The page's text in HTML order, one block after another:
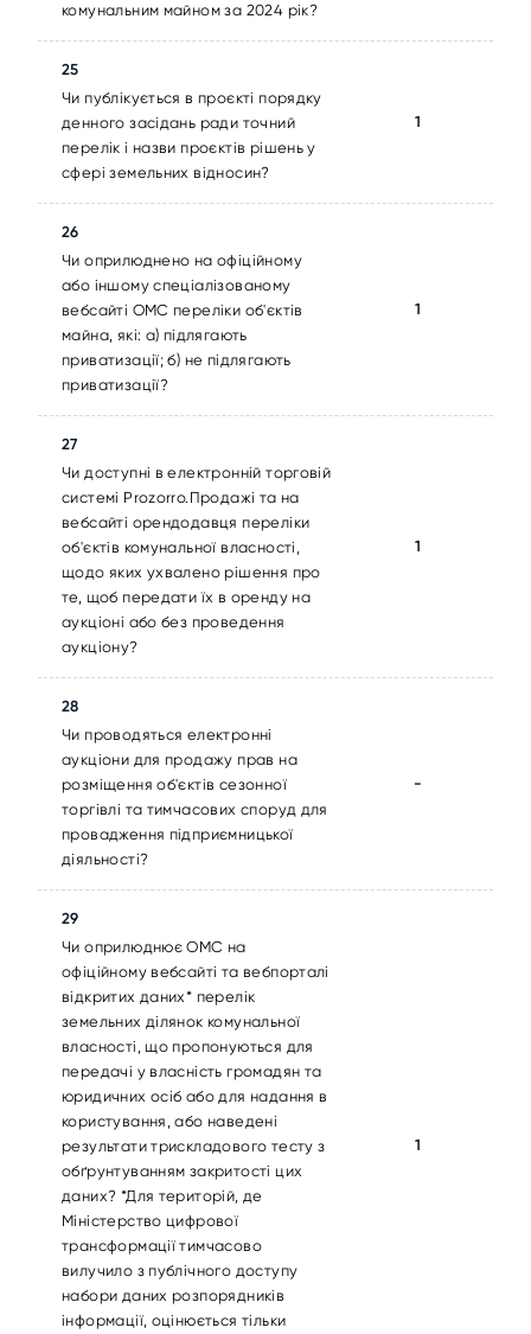
комунальним майном за 2024 рік?
25
Чи публікується в проєкті порядку
денного засідань ради точний
перелік і назви проєктів рішень у
сфері земельних відносин?
1
26
Чи оприлюднено на офіційному
або іншому спеціалізованому
вебсайті ОМС переліки об'єктів
майна, які: а) підлягають
приватизації; б) не підлягають
приватизації?
1
27
Чи доступні в електронній торговій
системі Prozorro.Продажі та на
вебсайті орендодавця переліки
об'єктів комунальної власності,
щодо яких ухвалено рішення про
те, щоб передати їх в оренду на
аукціоні або без проведення
аукціону?
1
28
Чи проводяться електронні
аукціони для продажу прав на
розміщення об'єктів сезонної
торгівлі та тимчасових споруд для
провадження підприємницької
діяльності?
-
29
Чи оприлюднює ОМС на
офіційному вебсайті та вебпорталі
відкритих даних* перелік
земельних ділянок комунальної
власності, що пропонуються для
передачі у власність громадян та
юридичних осіб або для надання в
користування, або наведені
результати трискладового тесту з
обґрунтуванням закритості цих
даних? *Для територій, де
Міністерство цифрової
трансформації тимчасово
вилучило з публічного доступу
набори даних розпорядників
інформації, оцінюється тільки
1